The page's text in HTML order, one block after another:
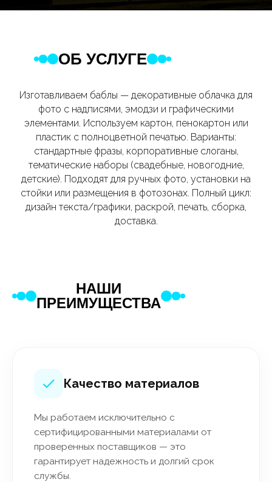
ОБ УСЛУГЕ
Изготавливаем баблы — декоративные облачка для
фото с надписями, эмодзи и графическими
элементами. Используем картон, пенокартон или
пластик с полноцветной печатью. Варианты:
стандартные фразы, корпоративные слоганы,
тематические наборы (свадебные, новогодние,
детские). Подходят для ручных фото, установки на
стойки или размещения в фотозонах. Полный цикл:
дизайн текста/графики, раскрой, печать, сборка,
доставка.
НАШИ
ПРЕИМУЩЕСТВА
Качество материалов
Мы работаем исключительно с
сертифицированными материалами от
проверенных поставщиков — это
гарантирует надежность и долгий срок
службы.